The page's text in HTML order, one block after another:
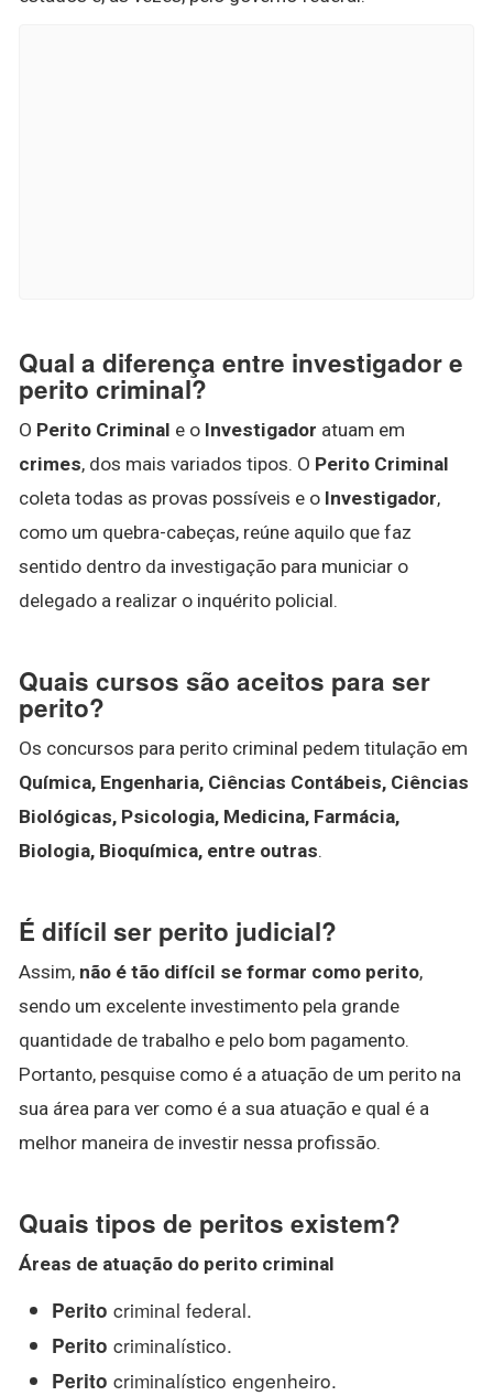
Qual a diferença entre investigador e
perito criminal?
O Perito Criminal e o Investigador atuam em
crimes, dos mais variados tipos. O Perito Criminal
coleta todas as provas possíveis e o Investigador,
como um quebra-cabeças, reúne aquilo que faz
sentido dentro da investigação para municiar o
delegado a realizar o inquérito policial.
Quais cursos são aceitos para ser
perito?
Os concursos para perito criminal pedem titulação em
Química, Engenharia, Ciências Contábeis, Ciências
Biológicas, Psicologia, Medicina, Farmácia,
Biologia, Bioquímica, entre outras.
É difícil ser perito judicial?
Assim, não é tão difícil se formar como perito,
sendo um excelente investimento pela grande
quantidade de trabalho e pelo bom pagamento.
Portanto, pesquise como é a atuação de um perito na
sua área para ver como é a sua atuação e qual é a
melhor maneira de investir nessa profissão.
Quais tipos de peritos existem?
Áreas de atuação do perito criminal
Perito criminal federal.
Perito criminalístico.
Perito criminalístico engenheiro.